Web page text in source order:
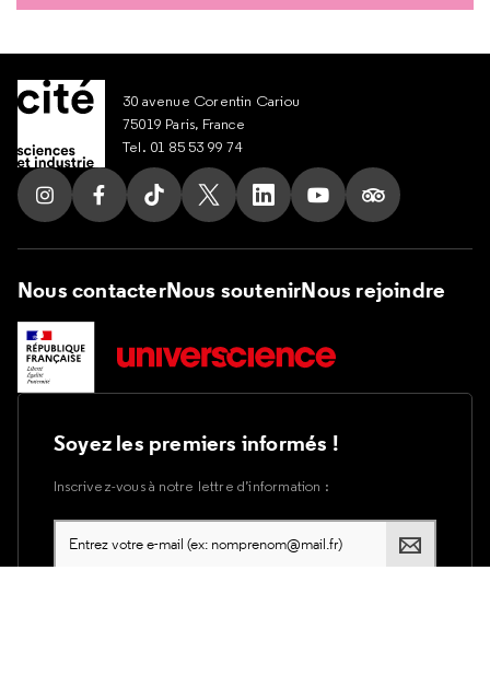
30 avenue Corentin Cariou
75019 Paris, France
Tel. 01 85 53 99 74
Suivez nous sur Instagram
Suivez nous sur Facebook
Suivez nous sur Tik Tok
Suivez nous sur X
Suivez nous sur LinkedIn
Suivez nous sur
Suivez nous
Nous contacterNous soutenirNous rejoindre
Soyez les premiers informés !
Inscrivez-vous à notre lettre d’information :